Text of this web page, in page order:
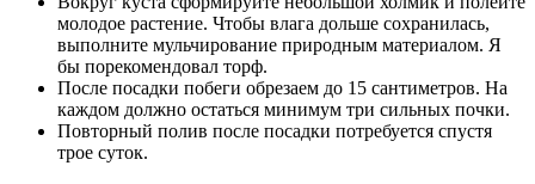
молодое растение. Чтобы влага дольше сохранилась,
выполните мульчирование природным материалом. Я
бы порекомендовал торф.
После посадки побеги обрезаем до 15 сантиметров. На
каждом должно остаться минимум три сильных почки.
Повторный полив после посадки потребуется спустя
трое суток.